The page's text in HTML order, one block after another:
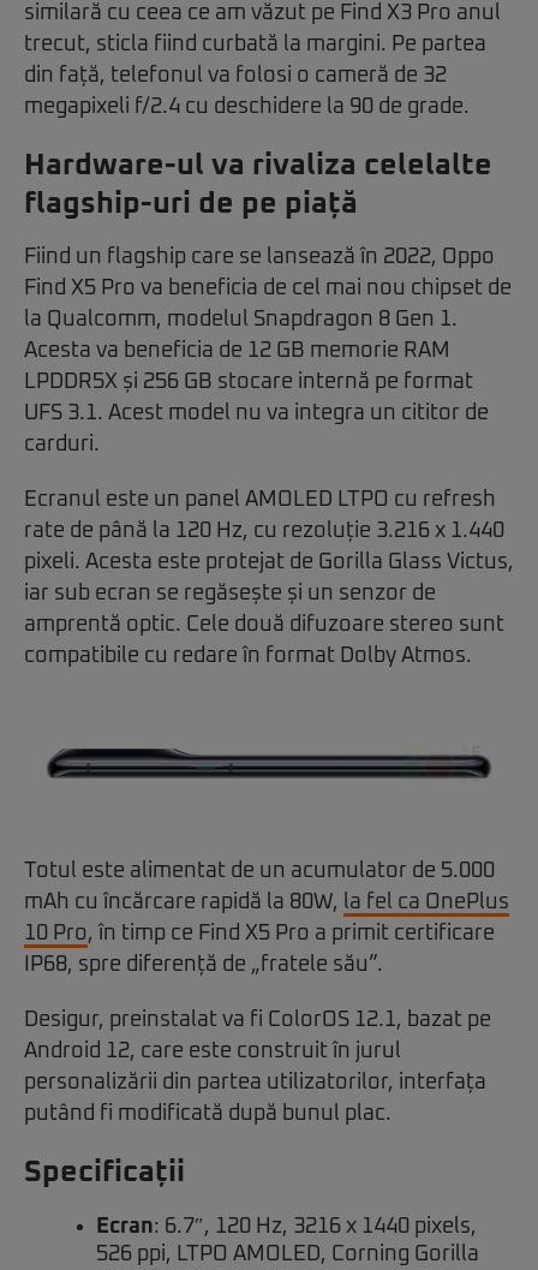
similară cu ceea ce am văzut pe Find X3 Pro anul
trecut, sticla fiind curbată la margini. Pe partea
din față, telefonul va folosi o cameră de 32
megapixeli f/2.4 cu deschidere la 90 de grade.
Hardware-ul va rivaliza celelalte
flagship-uri de pe piață
Fiind un flagship care se lansează în 2022, Oppo
Find X5 Pro va beneficia de cel mai nou chipset de
la Qualcomm, modelul Snapdragon 8 Gen 1.
Acesta va beneficia de 12 GB memorie RAM
LPDDR5X și 256 GB stocare internă pe format
UFS 3.1. Acest model nu va integra un cititor de
carduri.
Ecranul este un panel AMOLED LTPO cu refresh
rate de până la 120 Hz, cu rezoluție 3.216 x 1.440
pixeli. Acesta este protejat de Gorilla Glass Victus,
iar sub ecran se regăsește și un senzor de
amprentă optic. Cele două difuzoare stereo sunt
compatibile cu redare în format Dolby Atmos.
Totul este alimentat de un acumulator de 5.000
mAh cu încărcare rapidă la 80W, la fel ca OnePlus
10 Pro, în timp ce Find X5 Pro a primit certificare
IP68, spre diferență de „fratele său”.
Desigur, preinstalat va fi ColorOS 12.1, bazat pe
Android 12, care este construit în jurul
personalizării din partea utilizatorilor, interfața
putând fi modificată după bunul plac.
Specificații
Ecran: 6.7″, 120 Hz, 3216 x 1440 pixels,
526 ppi, LTPO AMOLED, Corning Gorilla